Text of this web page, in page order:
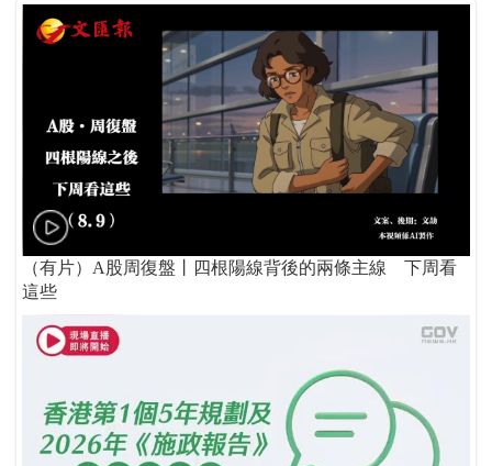
（有片）A股周復盤丨四根陽線背後的兩條主線 下周看
這些